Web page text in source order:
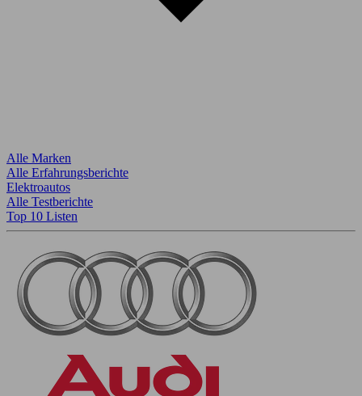
Alle Marken
Alle Erfahrungsberichte
Elektroautos
Alle Testberichte
Top 10 Listen